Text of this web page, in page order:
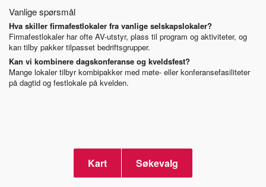
Vanlige spørsmål
Hva skiller firmafestlokaler fra vanlige selskapslokaler?
Firmafestlokaler har ofte AV-utstyr, plass til program og aktiviteter, og
kan tilby pakker tilpasset bedriftsgrupper.
Kan vi kombinere dagskonferanse og kveldsfest?
Mange lokaler tilbyr kombipakker med møte- eller konferansefasiliteter
på dagtid og festlokale på kvelden.
Kart Søkevalg